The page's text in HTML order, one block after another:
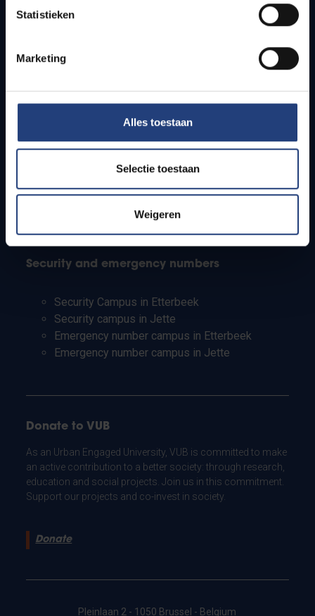
Statistieken
Marketing
Alles toestaan
Selectie toestaan
Weigeren
How to get to the VUB campuses
Students
PhD students
Teachers and secondary schools
Working students
Security and emergency numbers
Security Campus in Etterbeek
Security campus in Jette
Emergency number campus in Etterbeek
Emergency number campus in Jette
Donate to VUB
As an Urban Engaged University, VUB is committed to make
an active contribution to a better society: through research,
education and social projects. Join us in this commitment.
Support our projects and co-invest in society.
Donate
Pleinlaan 2 - 1050 Brussel - Belgium